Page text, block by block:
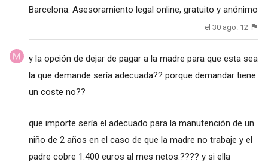
Barcelona. Asesoramiento legal online, gratuito y anónimo
el 30 ago. 12
y la opción de dejar de pagar a la madre para que esta sea
la que demande sería adecuada?? porque demandar tiene
un coste no??
que importe sería el adecuado para la manutención de un
niño de 2 años en el caso de que la madre no trabaje y el
padre cobre 1.400 euros al mes netos.???? y si ella